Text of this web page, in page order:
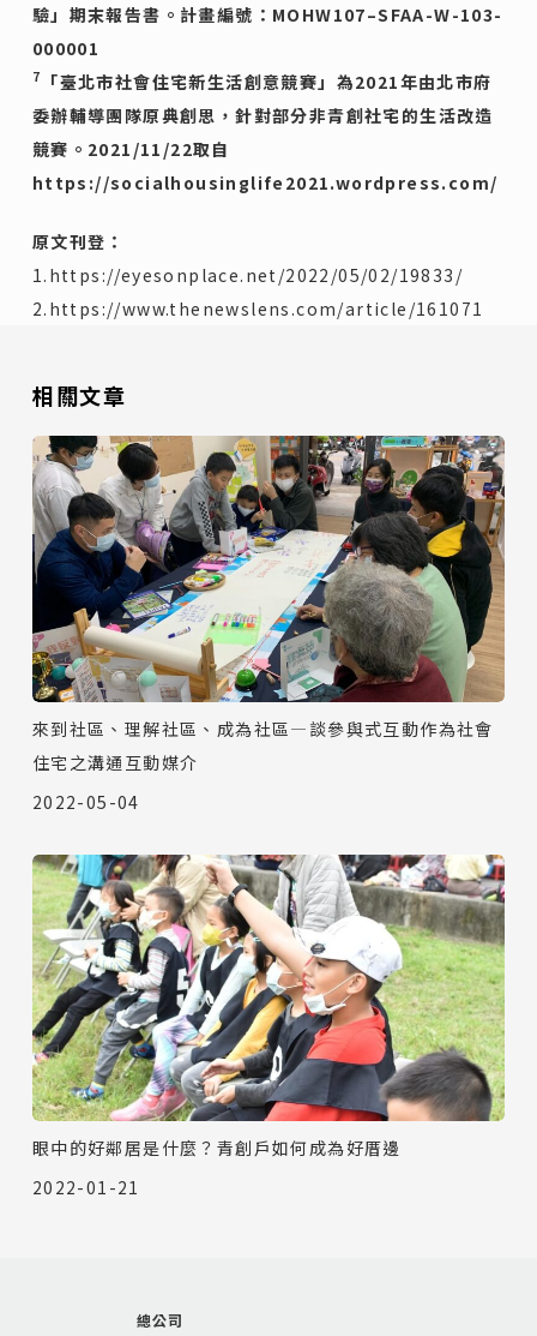
驗」期末報告書。計畫編號：MOHW107–SFAA-W-103-
000001
7
「臺北市社會住宅新生活創意競賽」為2021年由北市府
委辦輔導團隊原典創思，針對部分非青創社宅的生活改造
競賽。2021/11/22取自
https://socialhousinglife2021.wordpress.com/
原文刊登：
1. https://eyesonplace.net/2022/05/02/19833/
2. https://www.thenewslens.com/article/161071
相關文章
來到社區、理解社區、成為社區—談參與式互動作為社會
住宅之溝通互動媒介
2022-05-04
眼中的好鄰居是什麼？青創戶如何成為好厝邊
2022-01-21
總公司